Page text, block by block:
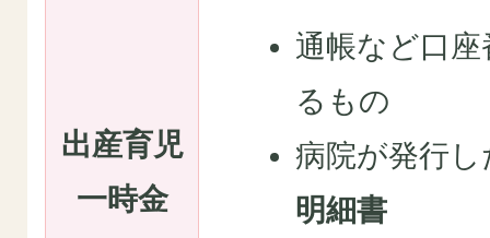
出産育児
一時金
通帳など口
るもの
病院が発行し
明細書